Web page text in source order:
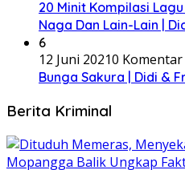
20 Minit Kompilasi
Naga Dan Lain-Lain |
6
12 Juni 20210 Komentar
Bunga Sakura | Didi &
Berita Kriminal